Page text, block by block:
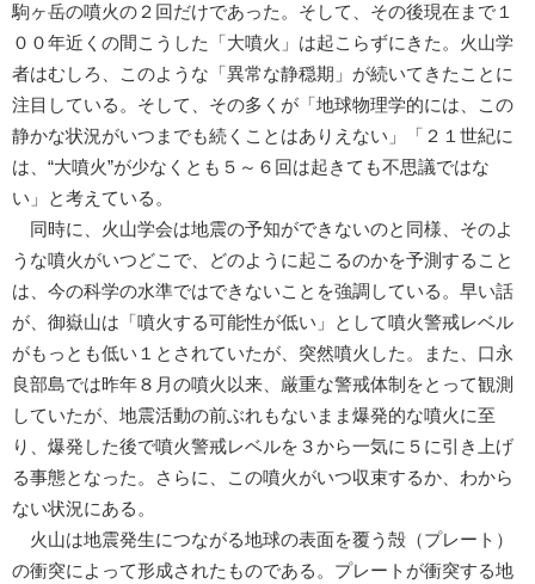
駒ヶ岳の噴火の２回だけであった。そして、その後現在まで１
００年近くの間こうした「大噴火」は起こらずにきた。火山学
者はむしろ、このような「異常な静穏期」が続いてきたことに
注目している。そして、その多くが「地球物理学的には、この
静かな状況がいつまでも続くことはありえない」「２１世紀に
は、“大噴火”が少なくとも５～６回は起きても不思議ではな
い」と考えている。
同時に、火山学会は地震の予知ができないのと同様、そのよ
うな噴火がいつどこで、どのように起こるのかを予測すること
は、今の科学の水準ではできないことを強調している。早い話
が、御嶽山は「噴火する可能性が低い」として噴火警戒レベル
がもっとも低い１とされていたが、突然噴火した。また、口永
良部島では昨年８月の噴火以来、厳重な警戒体制をとって観測
していたが、地震活動の前ぶれもないまま爆発的な噴火に至
り、爆発した後で噴火警戒レベルを３から一気に５に引き上げ
る事態となった。さらに、この噴火がいつ収束するか、わから
ない状況にある。
火山は地震発生につながる地球の表面を覆う殻（プレート）
の衝突によって形成されたものである。プレートが衝突する地